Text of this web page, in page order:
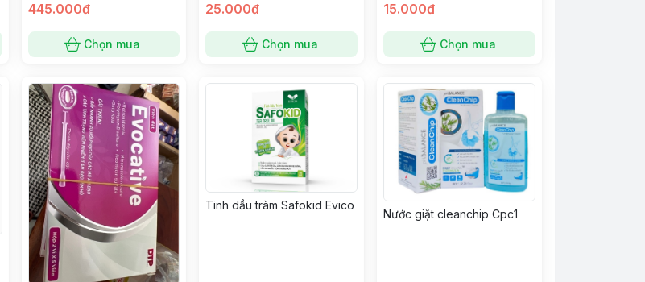
445.000đ
Chọn mua
25.000đ
Chọn mua
15.000đ
Chọn mua
Tinh dầu tràm Safokid Evico
Nước giặt cleanchip Cpc1